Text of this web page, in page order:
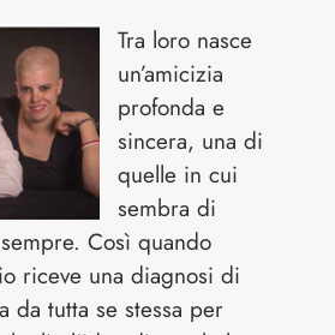
Tra loro nasce
un’amicizia
profonda e
sincera, una di
quelle in cui
sembra di
Così quando
riceve una diagnosi di
da tutta se stessa per